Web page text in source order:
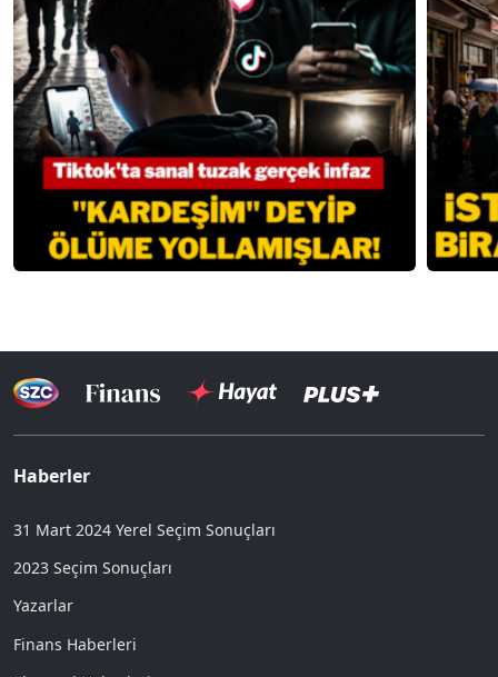
Haberler
31 Mart 2024 Yerel Seçim Sonuçları
2023 Seçim Sonuçları
Yazarlar
Finans Haberleri